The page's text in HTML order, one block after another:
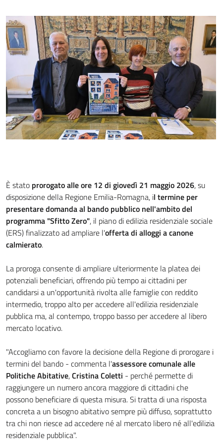
È stato prorogato alle ore 12 di giovedì 21 maggio 2026, su
disposizione della Regione Emilia-Romagna, il termine per
presentare domanda al bando pubblico nell'ambito del
programma "Sfitto Zero", il piano di edilizia residenziale sociale
(ERS) finalizzato ad ampliare l'offerta di alloggi a canone
calmierato.
La proroga consente di ampliare ulteriormente la platea dei
potenziali beneficiari, offrendo più tempo ai cittadini per
candidarsi a un'opportunità rivolta alle famiglie con reddito
intermedio, troppo alto per accedere all'edilizia residenziale
pubblica ma, al contempo, troppo basso per accedere al libero
mercato locativo.
"Accogliamo con favore la decisione della Regione di prorogare i
termini del bando - commenta l'assessore comunale alle
Politiche Abitative,Cristina Coletti - perché permette di
raggiungere un numero ancora maggiore di cittadini che
possono beneficiare di questa misura. Si tratta di una risposta
concreta a un bisogno abitativo sempre più diffuso, soprattutto
tra chi non riesce ad accedere né al mercato libero né all'edilizia
residenziale pubblica".